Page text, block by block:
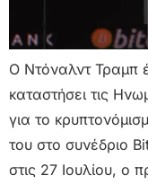
Ο Ντόναλντ Τραμπ
καταστήσει τις
για το
του στο συνέδριο
στις 27 Ιουλίου, ο